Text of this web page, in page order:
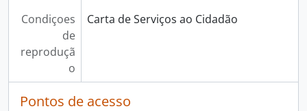
Condiçoes
de
reproduçã
o
Carta de Serviços ao Cidadão
Pontos de acesso